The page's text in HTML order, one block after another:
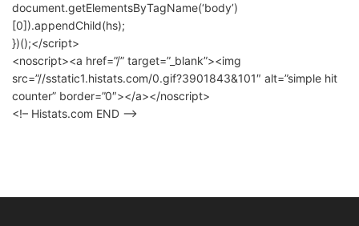
document.getElementsByTagName(‘body’)
[0]).appendChild(hs);
})();</script>
<noscript><a href=”/” target=”_blank”><img
src=”//sstatic1.histats.com/0.gif?3901843&101″ alt=”simple hit
counter” border=”0″></a></noscript>
<!– Histats.com END –>